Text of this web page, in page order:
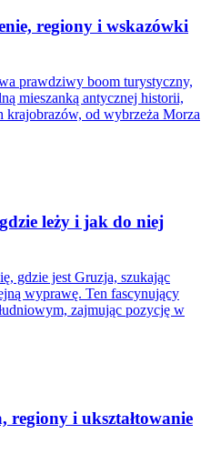
regiony i wskazówki
prawdziwy boom turystyczny,
mieszanką antycznej historii,
krajobrazów, od wybrzeża Morza
leży i jak do niej
gdzie jest Gruzja, szukając
wyprawę. Ten fascynujący
zajmując pozycję w
regiony i ukształtowanie